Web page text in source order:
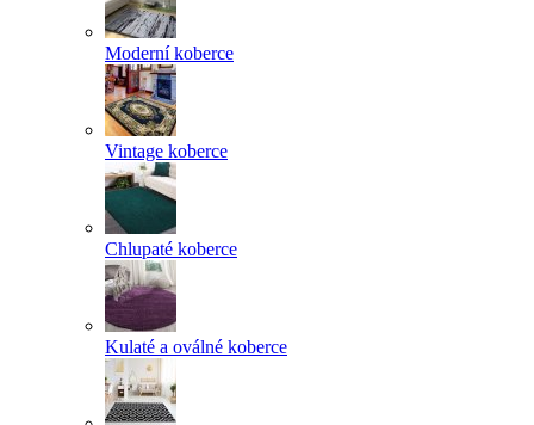
Moderní koberce
Vintage koberce
Chlupaté koberce
Kulaté a oválné koberce